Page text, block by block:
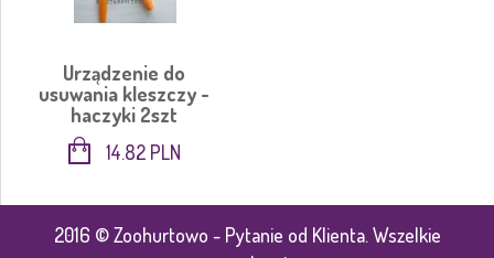
Urządzenie do
usuwania kleszczy -
haczyki 2szt
14.82 PLN
2016 © Zoohurtowo - Pytanie od Klienta. Wszelkie